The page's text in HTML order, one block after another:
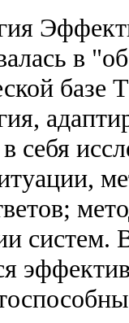
в
себя
систем.